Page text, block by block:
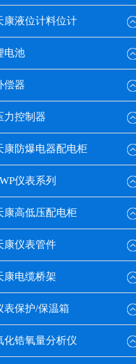
康液位计料位计
电池
偿器
力控制器
康防爆电器配电柜
仪表系列
康高低压配电柜
康仪表管件
康电缆桥架
表保护/保温箱
化锆氧量分析仪